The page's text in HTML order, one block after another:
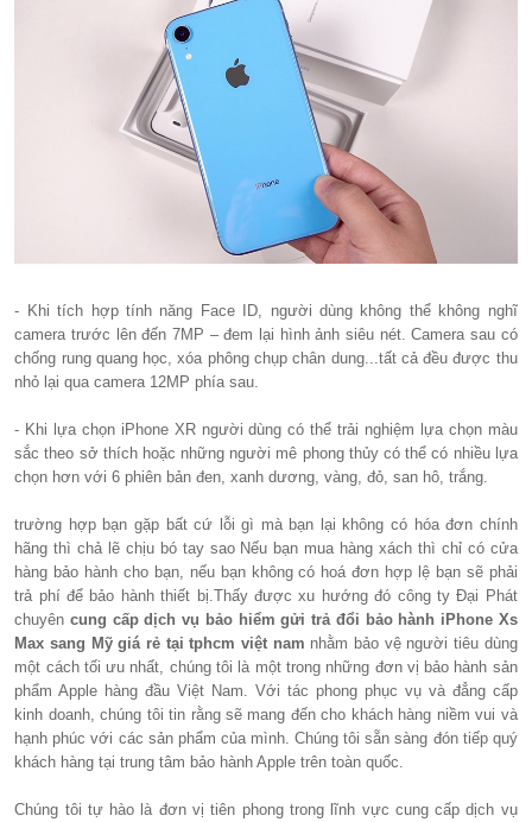
- Khi tích hợp tính năng Face ID, người dùng không thể không nghĩ
camera trước lên đến 7MP – đem lại hình ảnh siêu nét. Camera sau có
chống rung quang học, xóa phông chụp chân dung...tất cả đều được thu
nhỏ lại qua camera 12MP phía sau.
- Khi lựa chọn iPhone XR người dùng có thể trải nghiệm lựa chọn màu
sắc theo sở thích hoặc những người mê phong thủy có thể có nhiều lựa
chọn hơn với 6 phiên bản đen, xanh dương, vàng, đỏ, san hô, trắng.
trường hợp bạn gặp bất cứ lỗi gì mà bạn lại không có hóa đơn chính
hãng thì chả lẽ chịu bó tay sao Nếu bạn mua hàng xách thì chỉ có cửa
hàng bảo hành cho bạn, nếu bạn không có hoá đơn hợp lệ bạn sẽ phải
trả phí để bảo hành thiết bị.Thấy được xu hướng đó công ty Đại Phát
chuyên cung cấp dịch vụ bảo hiểm gửi trả đổi bảo hành iPhone Xs
Max sang Mỹ giá rẻ tại tphcm việt nam nhằm bảo vệ người tiêu dùng
một cách tối ưu nhất, chúng tôi là một trong những đơn vị bảo hành sản
phẩm Apple hàng đầu Việt Nam. Với tác phong phục vụ và đẳng cấp
kinh doanh, chúng tôi tin rằng sẽ mang đến cho khách hàng niềm vui và
hạnh phúc với các sản phẩm của mình. Chúng tôi sẵn sàng đón tiếp quý
khách hàng tại trung tâm bảo hành Apple trên toàn quốc.
Chúng tôi tự hào là đơn vị tiên phong trong lĩnh vực cung cấp dịch vụ